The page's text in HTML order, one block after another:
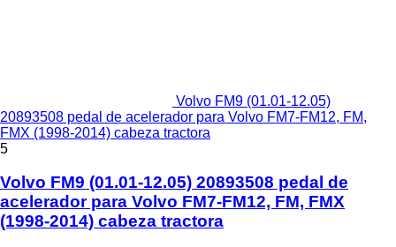
Volvo FM9 (01.01-12.05)
20893508 pedal de acelerador para Volvo FM7-FM12, FM,
FMX (1998-2014) cabeza tractora
5
Volvo FM9 (01.01-12.05) 20893508 pedal de
acelerador para Volvo FM7-FM12, FM, FMX
(1998-2014) cabeza tractora